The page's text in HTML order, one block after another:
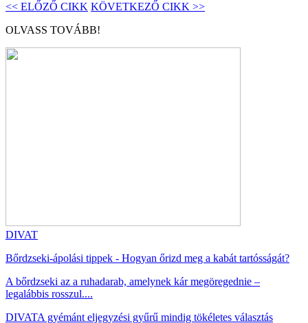
<< ELŐZŐ CIKK KÖVETKEZŐ CIKK >>
OLVASS TOVÁBB!
DIVAT
Bőrdzseki-ápolási tippek - Hogyan őrizd meg a kabát tartósságát?
A bőrdzseki az a ruhadarab, amelynek kár megöregednie –
legalábbis rosszul....
DIVATA gyémánt eljegyzési gyűrű mindig tökéletes választás